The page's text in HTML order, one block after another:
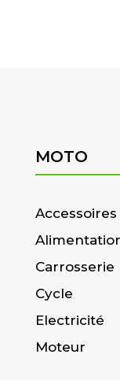
MOTO
Carrosserie
Cycle
Electricité
Moteur